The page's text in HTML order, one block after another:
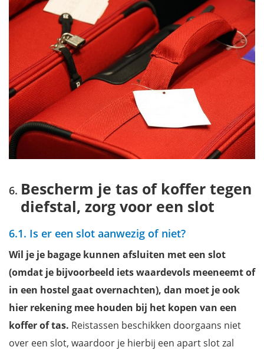
Bescherm je tas of koffer tegen
diefstal, zorg voor een slot
6.1. Is er een slot aanwezig of niet?
Wil je je bagage kunnen afsluiten met een slot
(omdat je bijvoorbeeld iets waardevols meeneemt of
in een hostel gaat overnachten), dan moet je ook
hier rekening mee houden bij het kopen van een
koffer of tas. Reistassen beschikken doorgaans niet
over een slot, waardoor je hierbij een apart slot zal